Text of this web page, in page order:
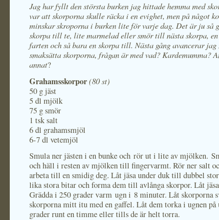
Jag har fyllt den största burken jag hittade hemma med
var att skorporna skulle räcka i en evighet, men på något
minskar skroporna i burken lite för varje dag. Det är ju så
skorpa till te, lite marmelad eller smör till nästa skorpa,
farten och så bara en skorpa till. Nästa gång avancerar
smaksätta skorporna, frågan är med vad? Kardemumma?
annat?
Grahamsskorpor(80 st)
50 g jäst
5 dl mjölk
75 g smör
1 tsk salt
6 dl grahamsmjöl
6-7 dl vetemjöl
Smula ner jästen i en bunke och rör ut i lite av mjölken.
och häll i resten av mjölken till fingervarmt. Rör ner salt
arbeta till en smidig deg. Låt jäsa under duk till dubbel
lika stora bitar och forma dem till avlånga skorpor. Låt
Grädda i 250 grader varm ugn i 8 minuter. Låt skorporna
skorporna mitt itu med en gaffel. Låt dem torka i ugnen på
grader runt en timme eller tills de är helt torra.